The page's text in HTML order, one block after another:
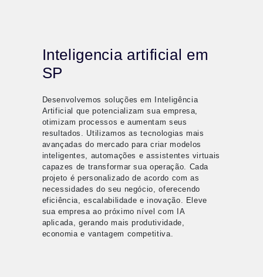
Inteligencia artificial em
SP
Desenvolvemos soluções em Inteligência
Artificial que potencializam sua empresa,
otimizam processos e aumentam seus
resultados. Utilizamos as tecnologias mais
avançadas do mercado para criar modelos
inteligentes, automações e assistentes virtuais
capazes de transformar sua operação. Cada
projeto é personalizado de acordo com as
necessidades do seu negócio, oferecendo
eficiência, escalabilidade e inovação. Eleve
sua empresa ao próximo nível com IA
aplicada, gerando mais produtividade,
economia e vantagem competitiva.